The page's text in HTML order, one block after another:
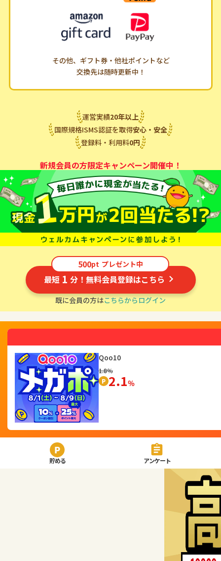
その他、ギフト券・他社ポイントなど
交換先は随時更新中！
運営実績20年以上
国際規格ISMS認証を取得安心・安全
登録料・利用料0円
新規会員の方限定キャンペーン開催中！
500pt プレゼント中
最短 1 分！無料会員登録はこちら
既に会員の方はこちらからログイン
Qoo10
1.8％
2.1％
貯める アンケート